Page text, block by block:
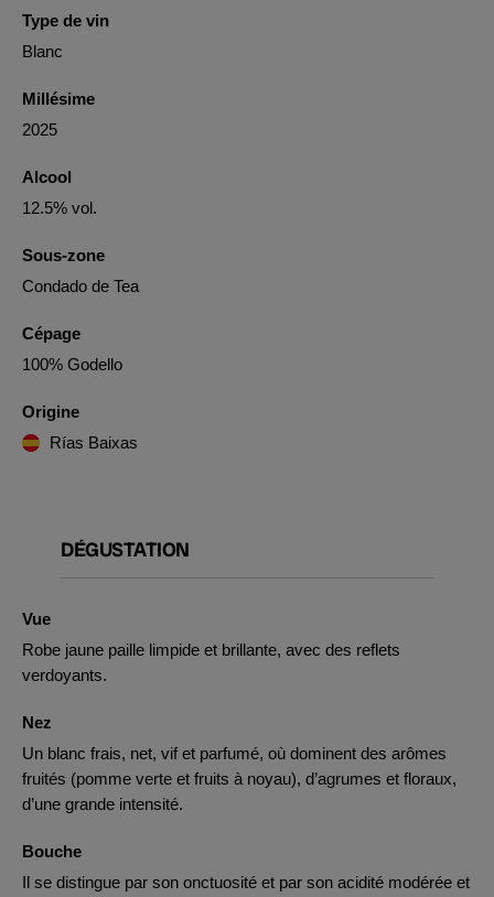
Type de vin
Blanc
Millésime
2025
Alcool
12.5% vol.
Sous-zone
Condado de Tea
Cépage
100% Godello
Origine
Rías Baixas
DÉGUSTATION
Vue
Robe jaune paille limpide et brillante, avec des reflets
verdoyants.
Nez
Un blanc frais, net, vif et parfumé, où dominent des arômes
fruités (pomme verte et fruits à noyau), d’agrumes et floraux,
d’une grande intensité.
Bouche
Il se distingue par son onctuosité et par son acidité modérée et